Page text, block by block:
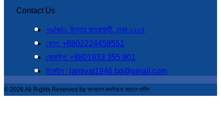
Contact Us
৭৯/ক/৩, উত্তর যাত্রাবাড়ী, ঢাকা-১২০৪
ফোন: +8802224458551
মোবাইল: +8801933 355 901
ইমেইল : jamiyat1946.bd@gmail.com
© 2026 All Rights Reserved by বাংলাদেশ জমঈয়তে আহলে হাদীস